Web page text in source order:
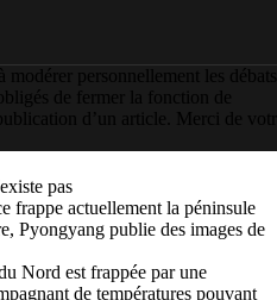
personnellement les débats
de fermer la fonction de
d’un article. Merci de
pas
frappe actuellement la péninsule
Pyongyang publie des images de
Nord est frappée par une
de températures pouvant